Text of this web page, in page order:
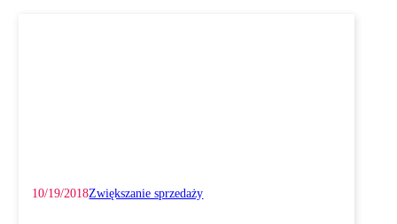
10/19/2018Zwiększanie sprzedaży